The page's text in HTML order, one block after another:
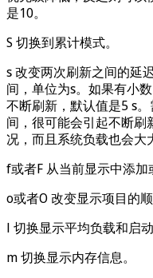
是10。
S 切换到累计模式。
s 改变两次刷新之间的延
间，单位为s。如果有小
不断刷新，默认值是5 s
间，很可能会引起不断刷
况，而且系统负载也会大
f或者F 从当前显示中添加
o或者O 改变显示项目的顺
l 切换显示平均负载和启动
m 切换显示内存信息。